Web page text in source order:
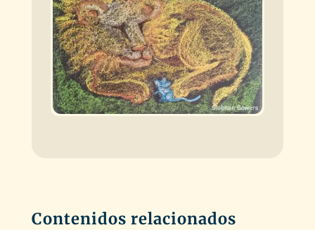
Contenidos relacionados